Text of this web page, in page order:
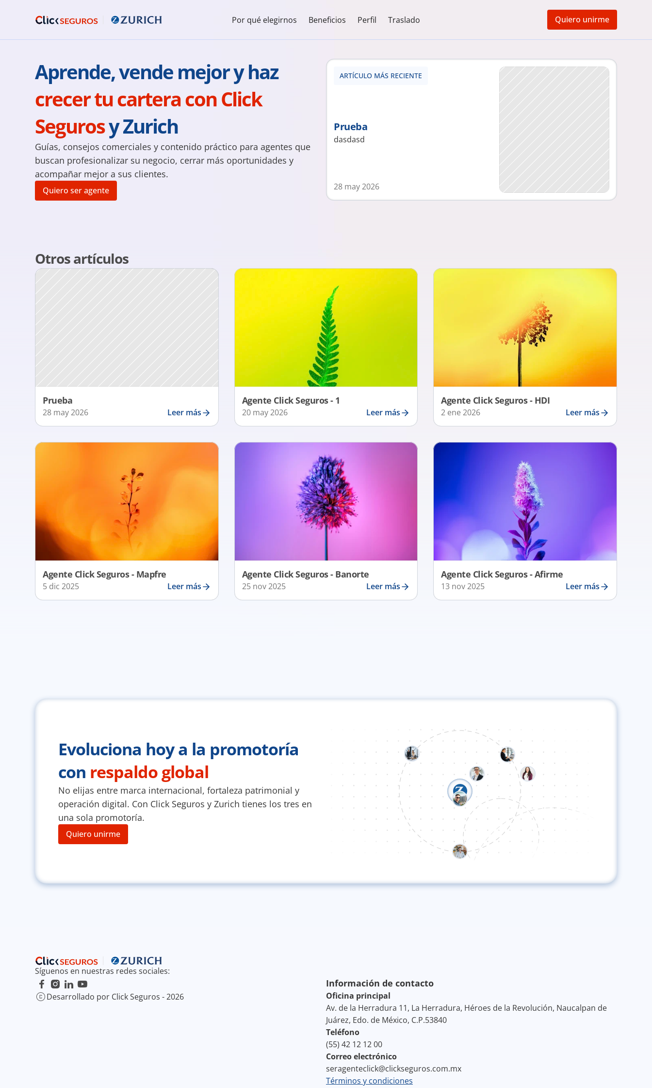
Por qué elegirnos Beneficios Perfil Traslado Quiero unirme
Aprende, vende mejor y haz
crecer tu cartera con Click
Seguros y Zurich
Guías, consejos comerciales y contenido práctico para agentes que
buscan profesionalizar su negocio, cerrar más oportunidades y
acompañar mejor a sus clientes.
Quiero ser agente
ARTÍCULO MÁS RECIENTE
Prueba
dasdasd
28 may 2026
Otros artículos
Prueba
28 may 2026 Leer más
Agente Click Seguros - 1
20 may 2026 Leer más
Agente Click Seguros - HDI
2 ene 2026 Leer más
Agente Click Seguros - Mapfre
5 dic 2025 Leer más
Agente Click Seguros - Banorte
25 nov 2025 Leer más
Agente Click Seguros - Afirme
13 nov 2025 Leer más
Evoluciona hoy a la promotoría
con respaldo global
No elijas entre marca internacional, fortaleza patrimonial y
operación digital. Con Click Seguros y Zurich tienes los tres en
una sola promotoría.
Quiero unirme
Síguenos en nuestras redes sociales:
Desarrollado por Click Seguros - 2026
Información de contacto
Oficina principal
Av. de la Herradura 11, La Herradura, Héroes de la Revolución, Naucalpan de
Juárez, Edo. de México, C.P.53840
Teléfono
(55) 42 12 12 00
Correo electrónico
seragenteclick@clickseguros.com.mx
Términos y condiciones